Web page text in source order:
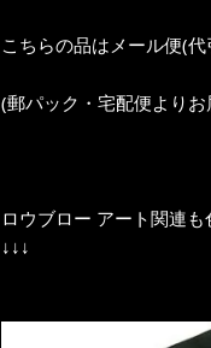
こちらの品はメール便(代
(郵パック・宅配便より
ロウブロー アート関連
↓↓↓